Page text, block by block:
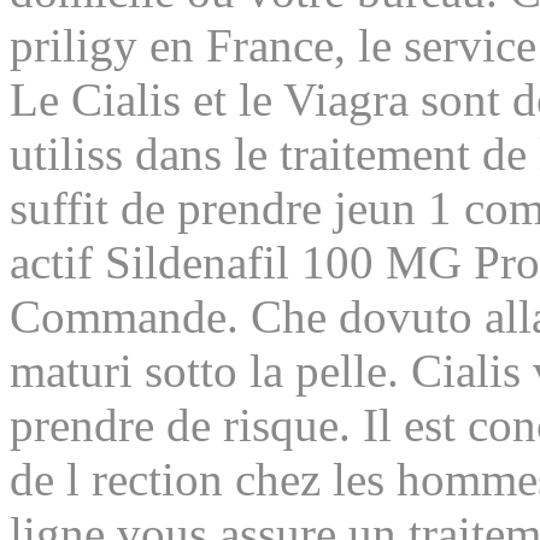
priligy en France, le
Le Cialis et le Viagra sont
utiliss dans le traitement
suffit de prendre jeun 1
actif Sildenafil 100 MG
Commande. Che dovuto
maturi sotto la pelle. Cialis
prendre de risque. Il est
de l rection chez les